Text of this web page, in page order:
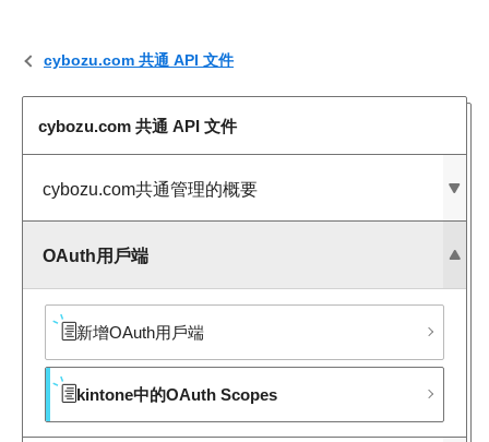
cybozu.com 共通 API 文件
cybozu.com 共通 API 文件
cybozu.com共通管理的概要
OAuth用戶端
新增OAuth用戶端
kintone中的OAuth Scopes